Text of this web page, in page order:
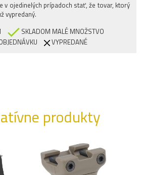
v ojedinelých prípadoch stať, že tovar, ktorý
vypredaný.
SKLADOM MALÉ MNOŽSTVO
VYPREDANÉ
produkty